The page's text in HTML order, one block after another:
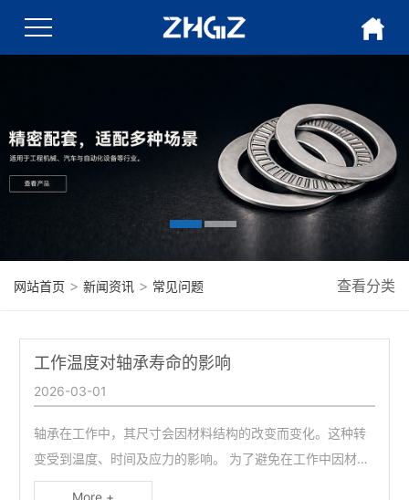
网站首页 > 新闻资讯 > 常见问题 查看分类
工作温度对轴承寿命的影响
2026-03-01
轴承在工作中，其尺寸会因材料结构的改变而变化。这种转
变受到温度、时间及应力的影响。 为了避免在工作中因材料
的结构改变而发生不允许的尺寸变化，轴承材料必须经过特
More +